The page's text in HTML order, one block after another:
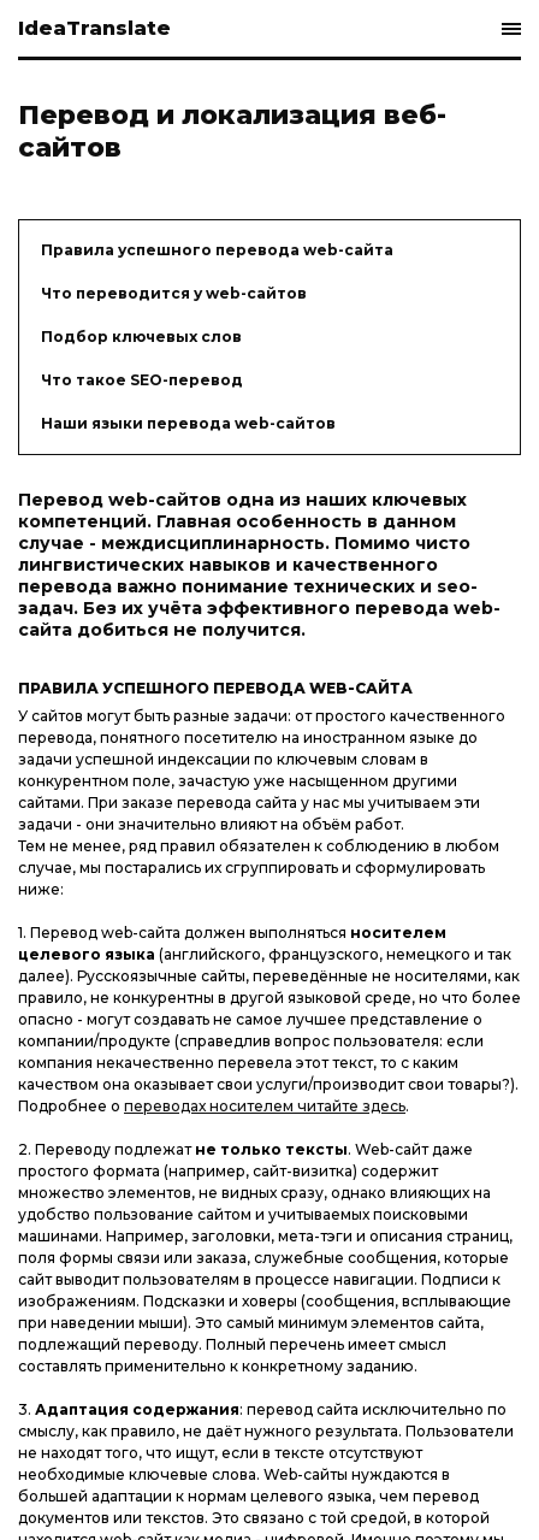
IdeaTranslate
Перевод и локализация веб-
сайтов
Правила успешного перевода web-сайта
Что переводится у web-сайтов
Подбор ключевых слов
​Что такое SEO-перевод
Наши языки перевода web-сайтов
Перевод web-сайтов одна из наших ключевых
компетенций. Главная особенность в данном
случае - междисциплинарность. Помимо чисто
лингвистических навыков и качественного
перевода важно понимание технических и seo-
задач. Без их учёта эффективного перевода web-
сайта добиться не получится.
ПРАВИЛА УСПЕШНОГО ПЕРЕВОДА WEB-САЙТА
У сайтов могут быть разные задачи: от простого качественного
перевода, понятного посетителю на иностранном языке до
задачи успешной индексации по ключевым словам в
конкурентном поле, зачастую уже насыщенном другими
сайтами. При заказе перевода сайта у нас мы учитываем эти
задачи - они значительно влияют на объём работ.
Тем не менее, ряд правил обязателен к соблюдению в любом
случае, мы постарались их сгруппировать и сформулировать
ниже:
1. Перевод web-сайта должен выполняться носителем
целевого языка (английского, французского, немецкого и так
далее). Русскоязычные сайты, переведённые не носителями, как
правило, не конкурентны в другой языковой среде, но что более
опасно - могут создавать не самое лучшее представление о
компании/продукте (справедлив вопрос пользователя: если
компания некачественно перевела этот текст, то с каким
качеством она оказывает свои услуги/производит свои товары?).
Подробнее о переводах носителем читайте здесь.
2. Переводу подлежат не только тексты. Web-сайт даже
простого формата (например, сайт-визитка) содержит
множество элементов, не видных сразу, однако влияющих на
удобство пользование сайтом и учитываемых поисковыми
машинами. Например, заголовки, мета-тэги и описания страниц,
поля формы связи или заказа, служебные сообщения, которые
сайт выводит пользователям в процессе навигации. Подписи к
изображениям. Подсказки и ховеры (сообщения, всплывающие
при наведении мыши). Это самый минимум элементов сайта,
подлежащий переводу. Полный перечень имеет смысл
составлять применительно к конкретному заданию.
3. Адаптация содержания: перевод сайта исключительно по
смыслу, как правило, не даёт нужного результата. Пользователи
не находят того, что ищут, если в тексте отсутствуют
необходимые ключевые слова. Web-сайты нуждаются в
большей адаптации к нормам целевого языка, чем перевод
документов или текстов. Это связано с той средой, в которой